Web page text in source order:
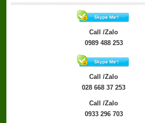
Call /Zalo
0989 488 253
Call /Zalo
028 668 37 253
Call /Zalo
0933 296 703